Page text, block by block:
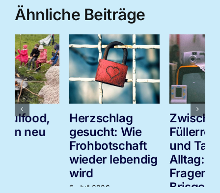
Ähnliche Beiträge
Herzschlag
gesucht: Wie
Frohbotschaft
wieder lebendig
Zwischen
Füllerromantik
und Tablet-
Alltag: Acht
Fragen an Anne